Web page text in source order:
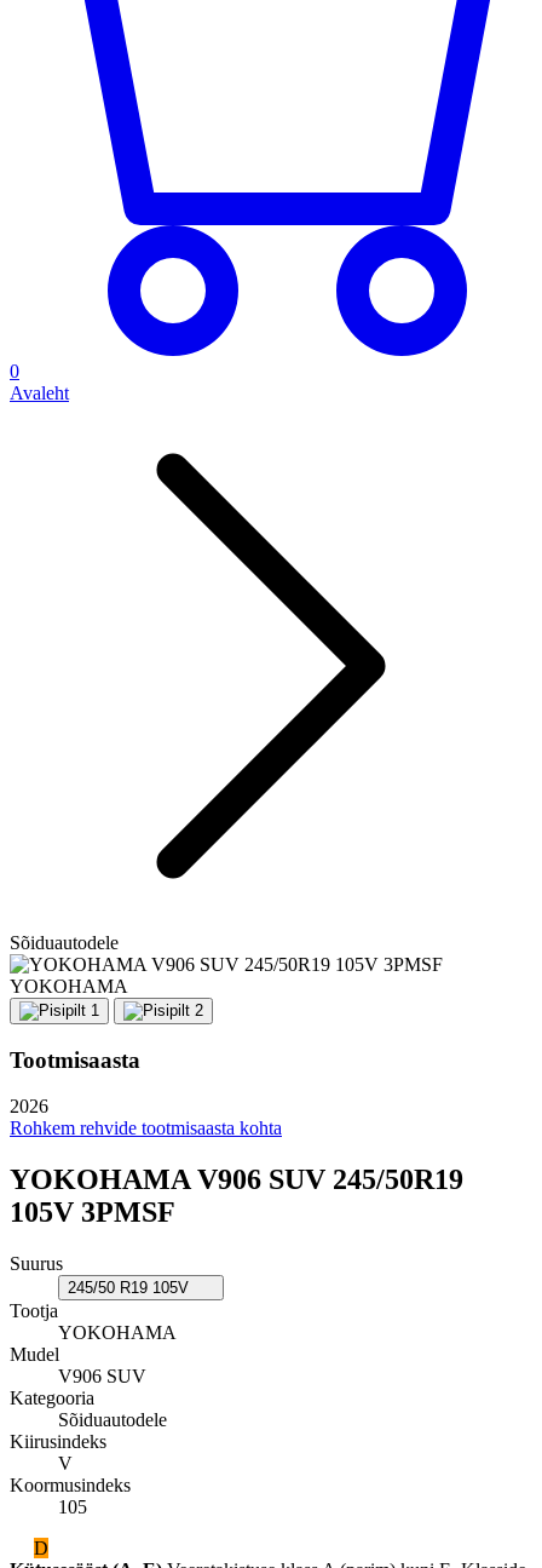
0
Avaleht
Sõiduautodele
YOKOHAMA
Tootmisaasta
2026
Rohkem rehvide tootmisaasta kohta
YOKOHAMA V906 SUV 245/50R19
105V 3PMSF
Suurus
245/50 R19 105V
Tootja
YOKOHAMA
Mudel
V906 SUV
Kategooria
Sõiduautodele
Kiirusindeks
V
Koormusindeks
105
D